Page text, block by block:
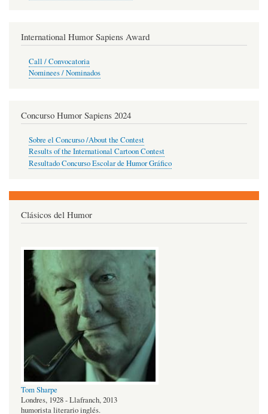
International Humor Sapiens Award
Call / Convocatoria
Nominees / Nominados
Concurso Humor Sapiens 2024
Sobre el Concurso /About the Contest
Results of the International Cartoon Contest
Resultado Concurso Escolar de Humor Gráfico
Clásicos del Humor
Tom Sharpe
Londres, 1928 - Llafranch, 2013
humorista literario inglés.